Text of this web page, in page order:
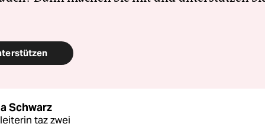
Schwarz
taz zwei